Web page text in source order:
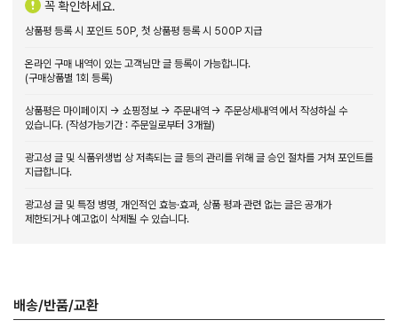
꼭 확인하세요.
상품평 등록 시 포인트 50P, 첫 상품평 등록 시 500P 지급
온라인 구매 내역이 있는 고객님만 글 등록이 가능합니다.
(구매상품별 1회 등록)
상품평은 마이페이지 → 쇼핑정보 → 주문내역 → 주문상세내역 에서 작성하실 수
있습니다. (작성가능기간 : 주문일로부터 3개월)
광고성 글 및 식품위생법 상 저촉되는 글 등의 관리를 위해 글 승인 절차를 거쳐 포인트를
지급합니다.
광고성 글 및 특정 병명, 개인적인 효능·효과, 상품 평과 관련 없는 글은 공개가
제한되거나 예고없이 삭제될 수 있습니다.
배송/반품/교환